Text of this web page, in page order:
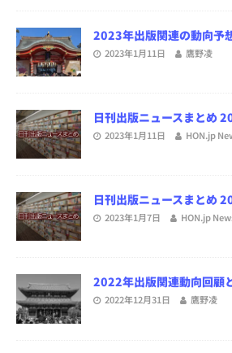
2023年出版関連の動向予
2023年1月11日 鷹野凌
日刊出版ニュースまとめ
2023年1月11日 HON.jp
日刊出版ニュースまとめ
2023年1月7日 HON.jp
2022年出版関連動向回顧
2022年12月31日 鷹野凌